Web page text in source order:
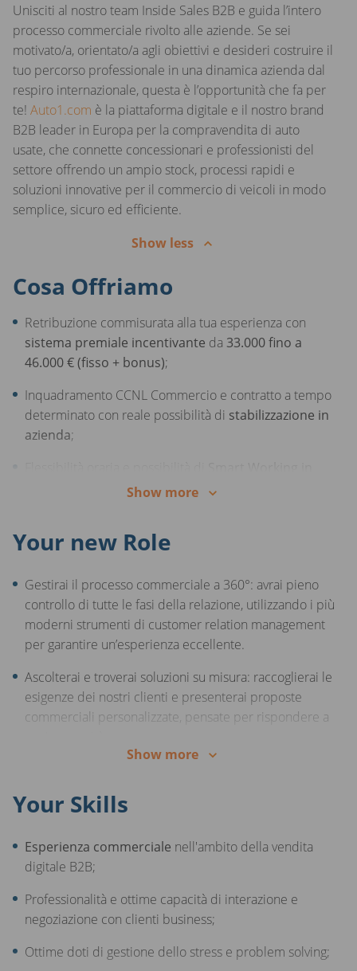
Unisciti al nostro team Inside Sales B2B e guida l’intero
processo commerciale rivolto alle aziende. Se sei
motivato/a, orientato/a agli obiettivi e desideri costruire il
tuo percorso professionale in una dinamica azienda dal
respiro internazionale, questa è l’opportunità che fa per
te! Auto1.com è la piattaforma digitale e il nostro brand
B2B leader in Europa per la compravendita di auto
usate, che connette concessionari e professionisti del
settore offrendo un ampio stock, processi rapidi e
soluzioni innovative per il commercio di veicoli in modo
semplice, sicuro ed efficiente.
Show less
Cosa Offriamo
Retribuzione commisurata alla tua esperienza con
sistema premiale incentivante da 33.000 fino a
46.000 € (fisso + bonus);
Inquadramento CCNL Commercio e contratto a tempo
determinato con reale possibilità di stabilizzazione in
azienda;
costante dei tuoi risultati;
per una visione a 360° del business e la piena gestione
del tuo portfolio clienti;
Contesto internazionale e in crescita, dove il talento, le
Show more
Your new Role
Gestirai il processo commerciale a 360°: avrai pieno
controllo di tutte le fasi della relazione, utilizzando i più
moderni strumenti di customer relation management
per garantire un’esperienza eccellente.
Ascolterai e troverai soluzioni su misura: raccoglierai le
esigenze dei nostri clienti e presenterai proposte
commerciali personalizzate, pensate per rispondere a
supportandoli nelle loro decisioni d’acquisto sulla
Gestirai e svilupperai relazioni di valore: ti occuperai di
sulla piattaforma, diventando il loro punto di
riferimento.
Svilupperai nuove opportunità di business: sarai
Show more
Your Skills
Esperienza commerciale nell'ambito della vendita
digitale B2B;
Professionalità e ottime capacità di interazione e
negoziazione con clienti business;
Ottime doti di gestione dello stress e problem solving;